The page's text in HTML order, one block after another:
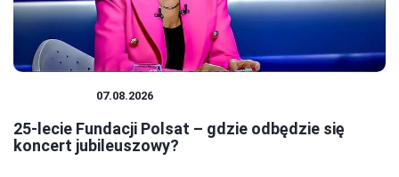
07.08.2026
25-lecie Fundacji Polsat – gdzie odbędzie się
koncert jubileuszowy?